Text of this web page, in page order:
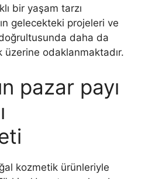
bir yaşam tarzı
gelecekteki projeleri ve
daha da
odaklanmaktadır.
pazar payı
kozmetik ürünleriyle